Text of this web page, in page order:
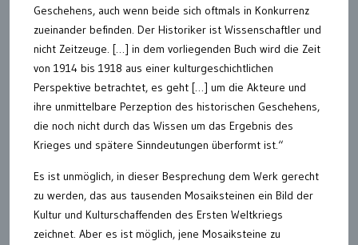
Geschehens, auch wenn beide sich oftmals in Konkurrenz
zueinander befinden. Der Historiker ist Wissenschaftler und
nicht Zeitzeuge. […] in dem vorliegenden Buch wird die Zeit
von 1914 bis 1918 aus einer kulturgeschichtlichen
Perspektive betrachtet, es geht […] um die Akteure und
ihre unmittelbare Perzeption des historischen Geschehens,
die noch nicht durch das Wissen um das Ergebnis des
Krieges und spätere Sinndeutungen überformt ist.“
Es ist unmöglich, in dieser Besprechung dem Werk gerecht
zu werden, das aus tausenden Mosaiksteinen ein Bild der
Kultur und Kulturschaffenden des Ersten Weltkriegs
zeichnet. Aber es ist möglich, jene Mosaiksteine zu